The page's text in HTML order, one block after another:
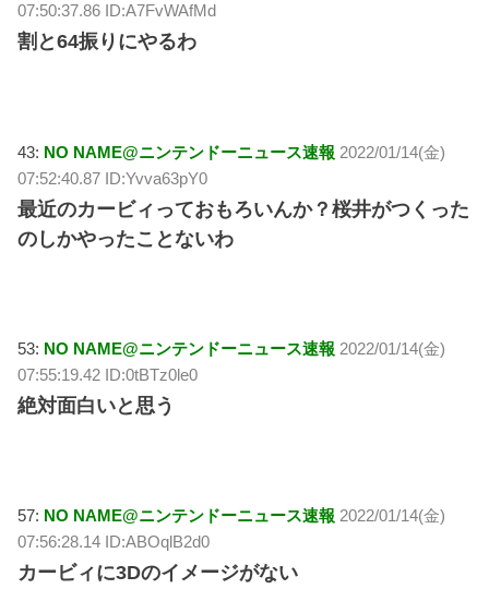
07:50:37.86 ID:A7FvWAfMd
割と64振りにやるわ
43: NO NAME@ニンテンドーニュース速報 2022/01/14(金)
07:52:40.87 ID:Yvva63pY0
最近のカービィっておもろいんか？桜井がつくった
のしかやったことないわ
53: NO NAME@ニンテンドーニュース速報 2022/01/14(金)
07:55:19.42 ID:0tBTz0le0
絶対面白いと思う
57: NO NAME@ニンテンドーニュース速報 2022/01/14(金)
07:56:28.14 ID:ABOqlB2d0
カービィに3Dのイメージがない